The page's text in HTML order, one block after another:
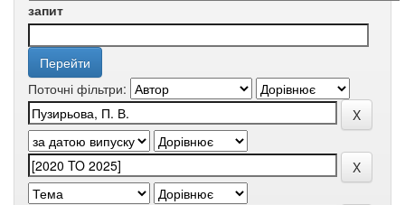
запит
Поточні фільтри: